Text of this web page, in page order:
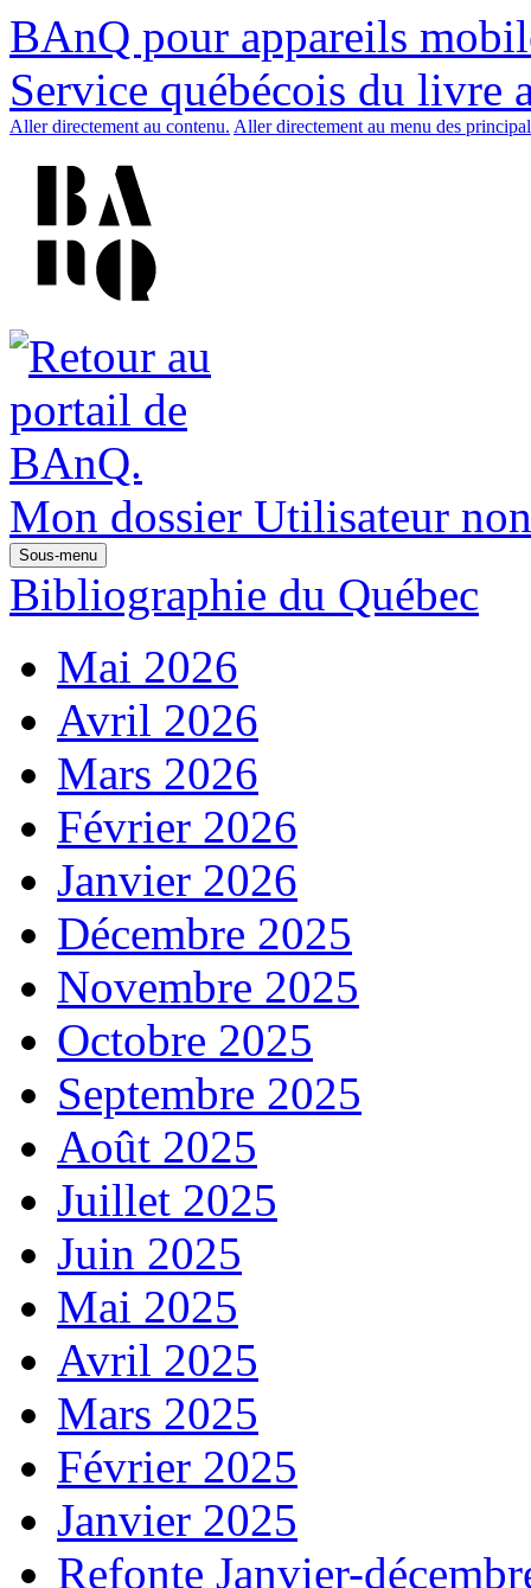
BAnQ pour appareils
Service québécois du livre
Aller directement au contenu. Aller directement au menu des
Mon dossier Utilisateur
Sous-menu
Bibliographie du Québec
Mai 2026
Avril 2026
Mars 2026
Février 2026
Janvier 2026
Décembre 2025
Novembre 2025
Octobre 2025
Septembre 2025
Août 2025
Juillet 2025
Juin 2025
Mai 2025
Avril 2025
Mars 2025
Février 2025
Janvier 2025
Refonte Janvier-